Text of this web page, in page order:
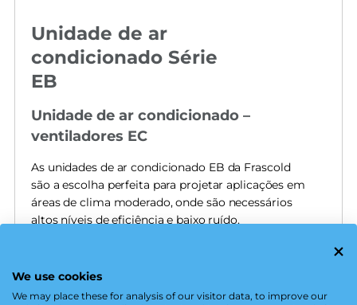
We use cookies
We may place these for analysis of our visitor data, to improve our
Unidade de ar
condicionado Série
EB
Unidade de ar condicionado –
ventiladores EC
As unidades de ar condicionado EB da Frascold
são a escolha perfeita para projetar aplicações em
áreas de clima moderado, onde são necessários
altos níveis de eficiência e baixo ruído.
comercial.